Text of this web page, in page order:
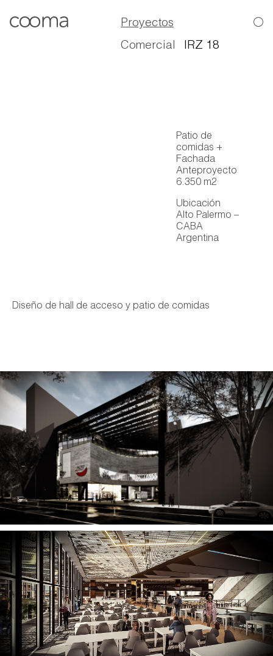
Proyectos
Comercial
IRZ 18
Patio de
comidas +
Fachada
Anteproyecto
6.350 m2
Ubicación
Alto Palermo –
CABA
Argentina
Diseño de hall de acceso y patio de comidas